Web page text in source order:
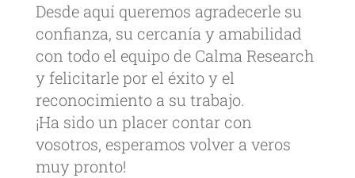
Desde aquí queremos agradecerle su
confianza, su cercanía y amabilidad
con todo el equipo de Calma Research
y felicitarle por el éxito y el
reconocimiento a su trabajo.
¡Ha sido un placer contar con
vosotros, esperamos volver a veros
muy pronto!